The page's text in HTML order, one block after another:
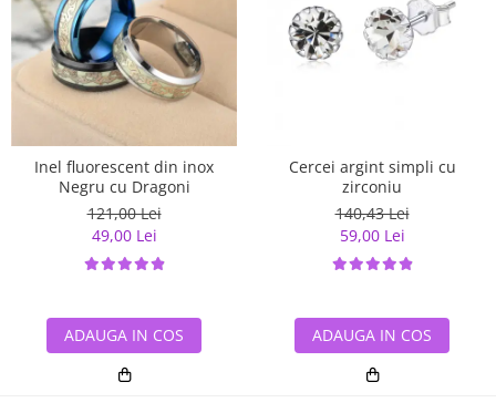
Inel fluorescent din inox
Negru cu Dragoni
121,00 Lei
49,00 Lei
ADAUGA IN COS
Cercei argint simpli cu
zirconiu
140,43 Lei
59,00 Lei
ADAUGA IN COS